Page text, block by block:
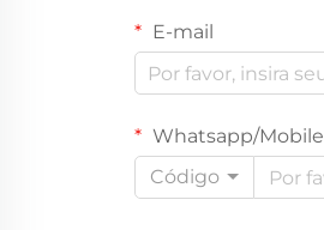
E-mail
Whatsapp/Mobile
Código